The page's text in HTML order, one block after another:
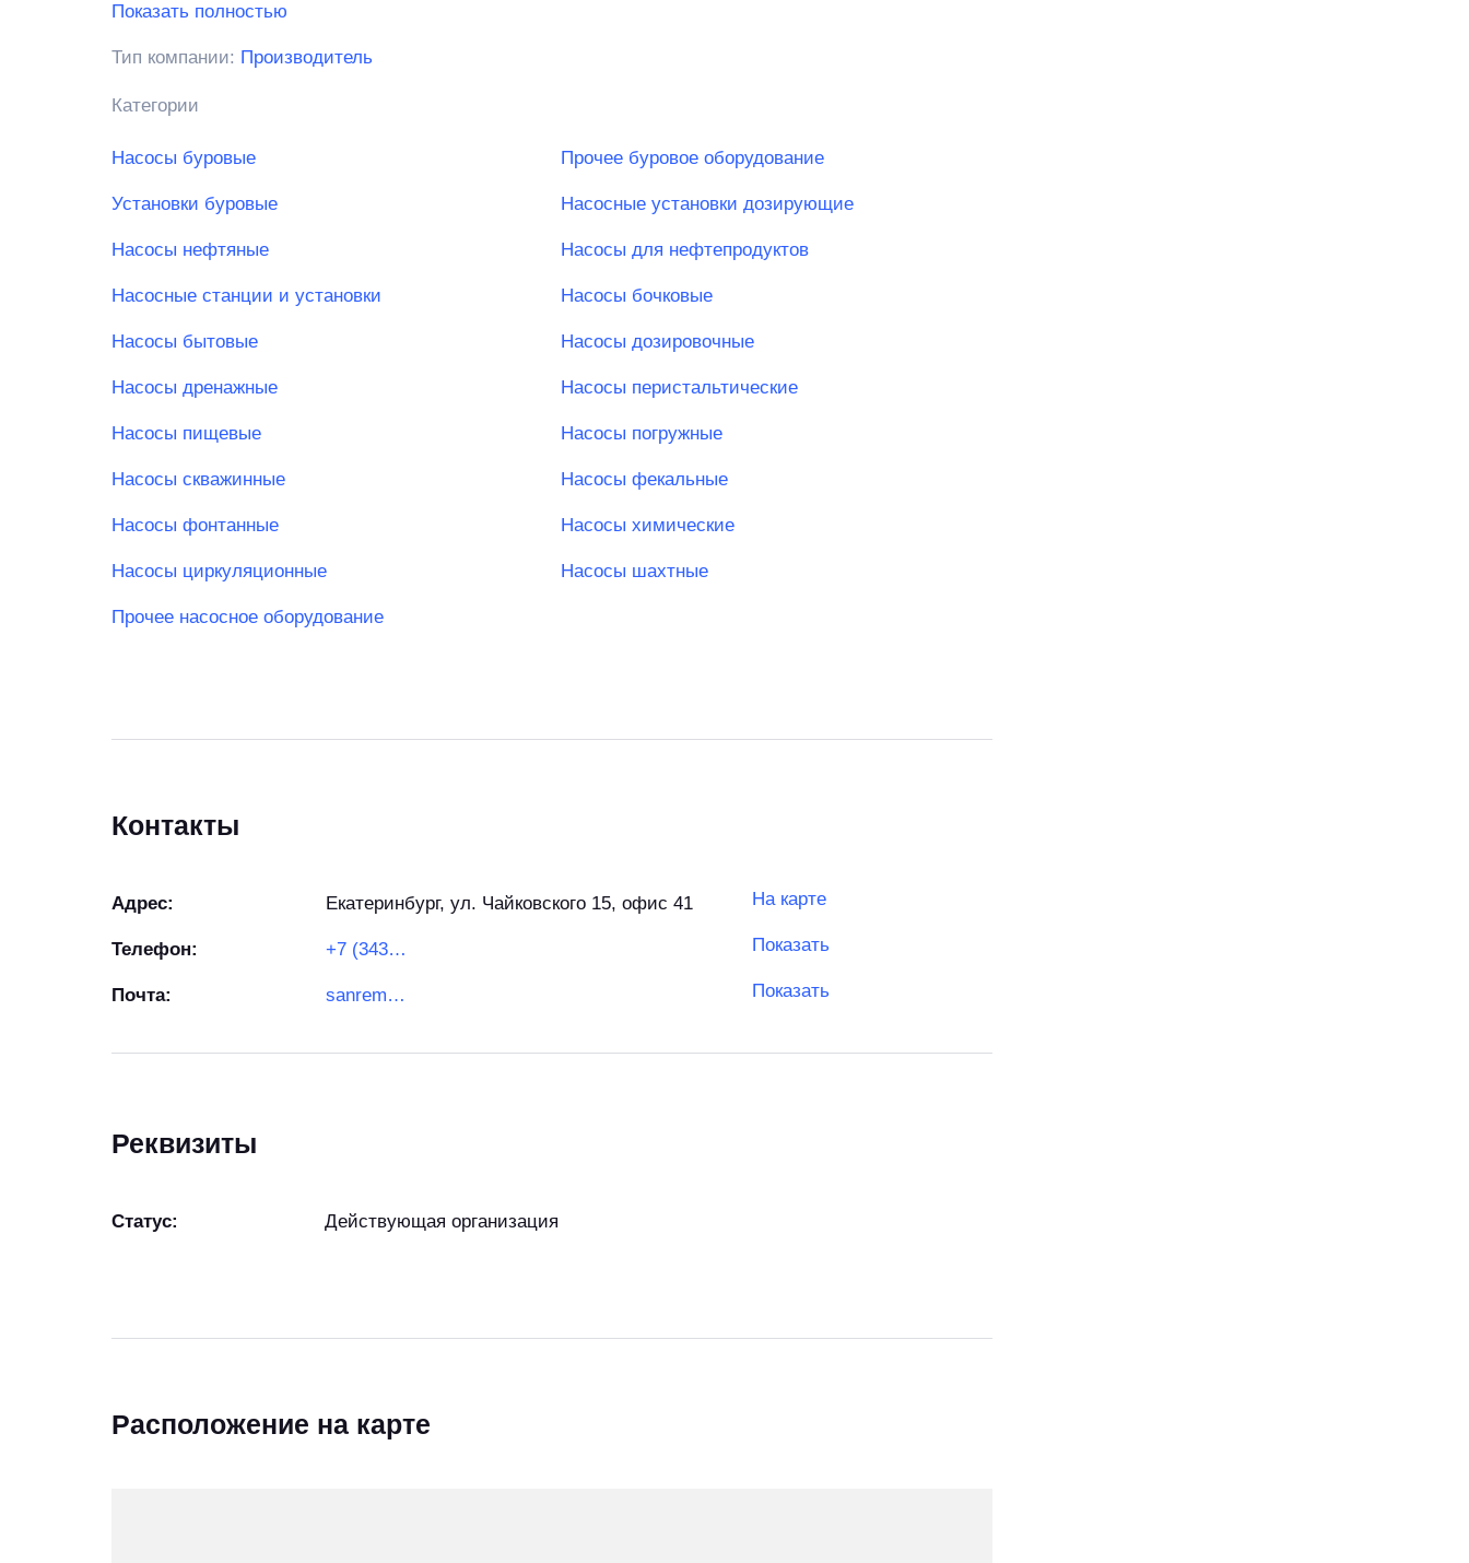
Показать полностью
Тип компании: Производитель
Категории
Насосы буровые Прочее буровое оборудование
Установки буровые Насосные установки дозирующие
Насосы нефтяные Насосы для нефтепродуктов
Насосные станции и установки Насосы бочковые
Насосы бытовые Насосы дозировочные
Насосы дренажные Насосы перистальтические
Насосы пищевые Насосы погружные
Насосы скважинные Насосы фекальные
Насосы фонтанные Насосы химические
Насосы циркуляционные Насосы шахтные
Прочее насосное оборудование
Контакты
Адрес: Екатеринбург, ул. Чайковского 15, офис 41 На карте
Телефон: +7 (343) 201-04-49 Показать
Почта: sanremo66.ru@ya.ru Показать
Реквизиты
Статус: Действующая организация
Расположение на карте